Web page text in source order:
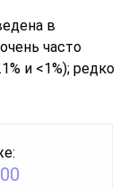
в
часто
и <1%); редко